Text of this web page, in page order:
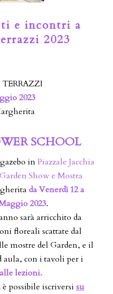
e incontri a
2023
2023
SCHOOL
inPiazzale Jacchia
Show e Mostra
da Venerdì 12 a
2023.
sarà arricchito da
floreali scattate dal
mostre del Garden, e il
aula, con i tavoli per i
lezioni.
possibile iscriversi su